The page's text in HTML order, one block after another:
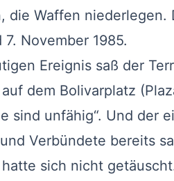
die Waffen
November 1985.
Ereignis saß der
dem Bolivarplatz
sind unfähig“. Und der
Verbündete bereits
sich nicht